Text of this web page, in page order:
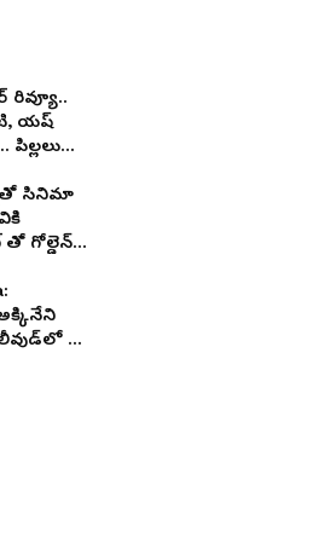
రివ్యూ..
యష్
పిల్లలు
సినిమా
తో గోల్డెన్
నో